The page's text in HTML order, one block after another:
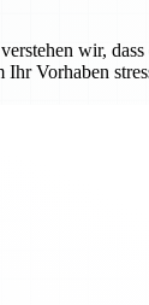
wir,
Ihr Vorhaben